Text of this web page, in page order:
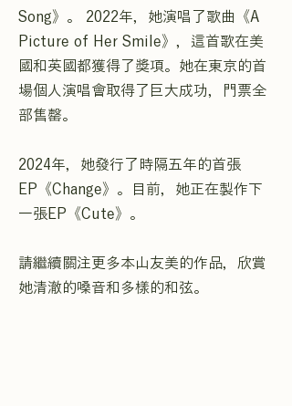
Song》。 2022年，她演唱了歌曲《A
Picture of Her Smile》，這首歌在美
國和英國都獲得了獎項。她在東京的首
場個人演唱會取得了巨大成功，門票全
部售罄。
2024年，她發行了時隔五年的首張
EP《Change》。目前，她正在製作下
一張EP《Cute》。
請繼續關注更多本山友美的作品，欣賞
她清澈的嗓音和多樣的和弦。